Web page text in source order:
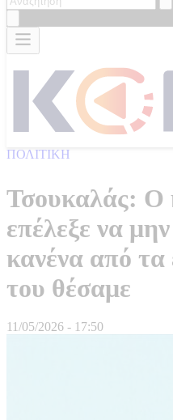
ΠΟΛΙΤΙΚΗ
Τσουκαλάς: Ο
επέλεξε να
κανένα από
του θέσαμε
11/05/2026 - 17:50